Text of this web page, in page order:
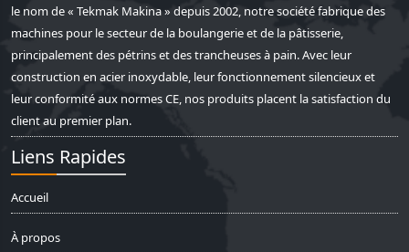
le nom de « Tekmak Makina » depuis 2002, notre société fabrique des
machines pour le secteur de la boulangerie et de la pâtisserie,
principalement des pétrins et des trancheuses à pain. Avec leur
construction en acier inoxydable, leur fonctionnement silencieux et
leur conformité aux normes CE, nos produits placent la satisfaction du
client au premier plan.
Liens Rapides
Accueil
À propos